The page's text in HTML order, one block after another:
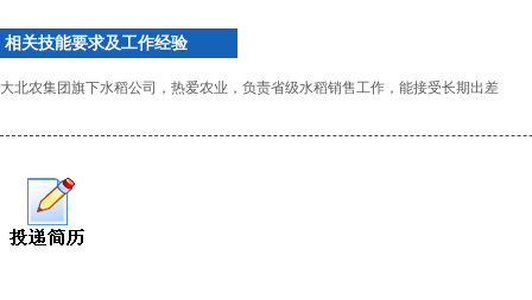
相关技能要求及工作经验
大北农集团旗下水稻公司，热爱农业，负责省级水稻销售工作，能接受长期出差